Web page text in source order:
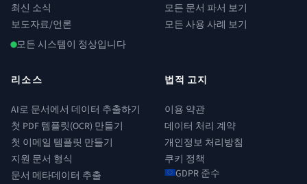
최신 소식
보도자료/언론
모든 시스템이 정상입니다
모든 문서 파서 보기
모든 사용 사례 보기
리소스
AI로 문서에서 데이터 추출하기
첫 PDF 템플릿(OCR) 만들기
첫 이메일 템플릿 만들기
지원 문서 형식
문서 메타데이터 추출
법적 고지
이용 약관
데이터 처리 계약
개인정보 처리방침
쿠키 정책
GDPR 준수